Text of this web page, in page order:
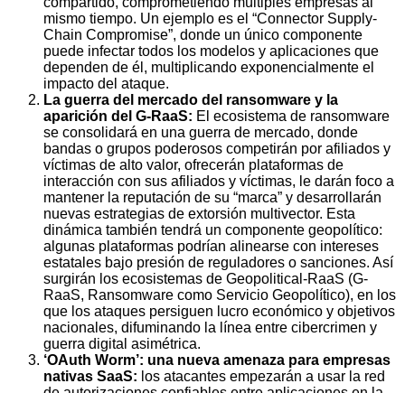
mismo tiempo. Un ejemplo es el “Connector Supply-
Chain Compromise”, donde un único componente
puede infectar todos los modelos y aplicaciones que
dependen de él, multiplicando exponencialmente el
impacto del ataque.
La guerra del mercado del ransomware y la
aparición del G-RaaS: El ecosistema de ransomware
se consolidará en una guerra de mercado, donde
bandas o grupos poderosos competirán por afiliados y
víctimas de alto valor, ofrecerán plataformas de
interacción con sus afiliados y víctimas, le darán foco a
mantener la reputación de su “marca” y desarrollarán
nuevas estrategias de extorsión multivector. Esta
dinámica también tendrá un componente geopolítico:
algunas plataformas podrían alinearse con intereses
estatales bajo presión de reguladores o sanciones. Así
surgirán los ecosistemas de Geopolitical-RaaS (G-
RaaS, Ransomware como Servicio Geopolítico), en los
que los ataques persiguen lucro económico y objetivos
nacionales, difuminando la línea entre cibercrimen y
guerra digital asimétrica.
‘OAuth Worm’: una nueva amenaza para empresas
nativas SaaS: los atacantes empezarán a usar la red